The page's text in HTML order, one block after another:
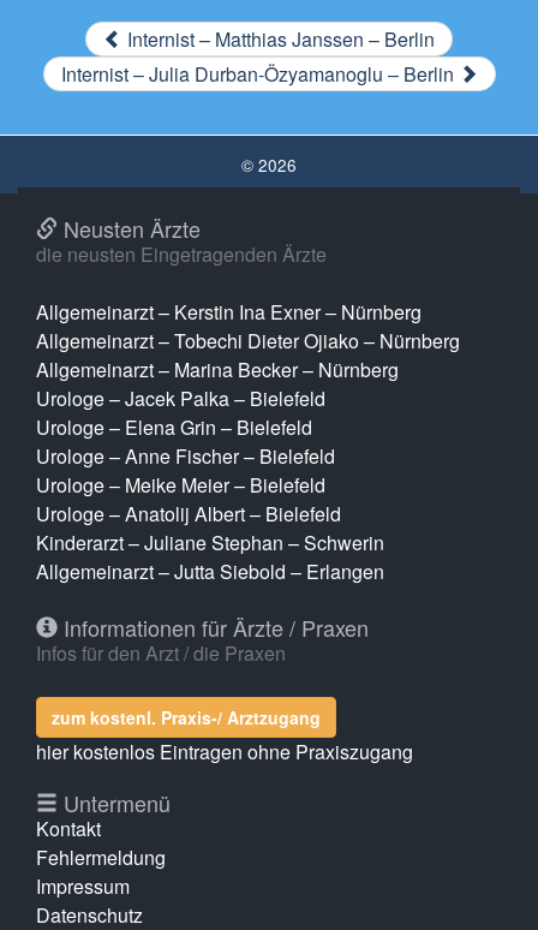
Internist – Matthias Janssen – Berlin
Internist – Julia Durban-Özyamanoglu – Berlin
© 2026
Neusten Ärzte
die neusten Eingetragenden Ärzte
Allgemeinarzt – Kerstin Ina Exner – Nürnberg
Allgemeinarzt – Tobechi Dieter Ojiako – Nürnberg
Allgemeinarzt – Marina Becker – Nürnberg
Urologe – Jacek Palka – Bielefeld
Urologe – Elena Grin – Bielefeld
Urologe – Anne Fischer – Bielefeld
Urologe – Meike Meier – Bielefeld
Urologe – Anatolij Albert – Bielefeld
Kinderarzt – Juliane Stephan – Schwerin
Allgemeinarzt – Jutta Siebold – Erlangen
Informationen für Ärzte / Praxen
Infos für den Arzt / die Praxen
zum kostenl. Praxis-/ Arztzugang
hier kostenlos Eintragen ohne Praxiszugang
Untermenü
Kontakt
Fehlermeldung
Impressum
Datenschutz